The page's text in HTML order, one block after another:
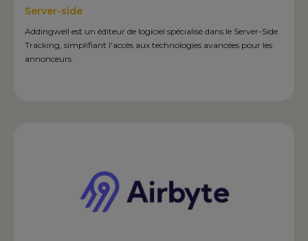
Server-side
Addingwell est un éditeur de logiciel spécialisé dans le Server-Side
Tracking, simplifiant l'accès aux technologies avancées pour les
annonceurs.